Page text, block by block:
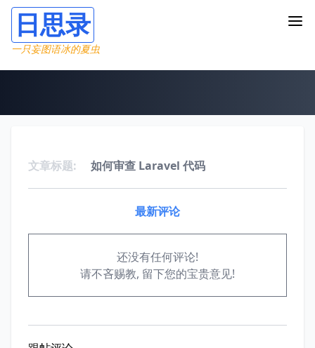
日思录
一只妄图语冰的夏虫
文章标题: 如何审查 Laravel 代码
最新评论
还没有任何评论!
请不吝赐教, 留下您的宝贵意见!